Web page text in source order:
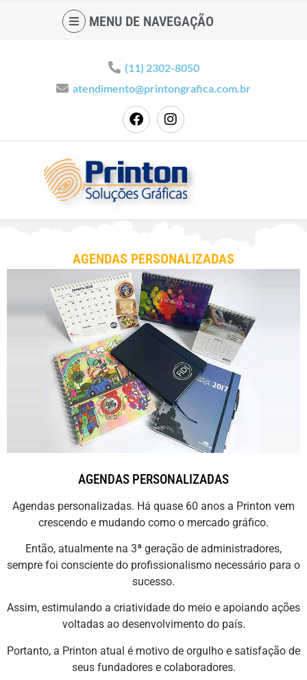
MENU DE NAVEGAÇÃO
(11) 2302-8050
atendimento@printongrafica.com.br
AGENDAS PERSONALIZADAS
AGENDAS PERSONALIZADAS
Agendas personalizadas. Há quase 60 anos a Printon vem
crescendo e mudando como o mercado gráfico.
Então, atualmente na 3ª geração de administradores,
sempre foi consciente do profissionalismo necessário para o
sucesso.
Assim, estimulando a criatividade do meio e apoiando ações
voltadas ao desenvolvimento do país.
Portanto, a Printon atual é motivo de orgulho e satisfação de
seus fundadores e colaboradores.